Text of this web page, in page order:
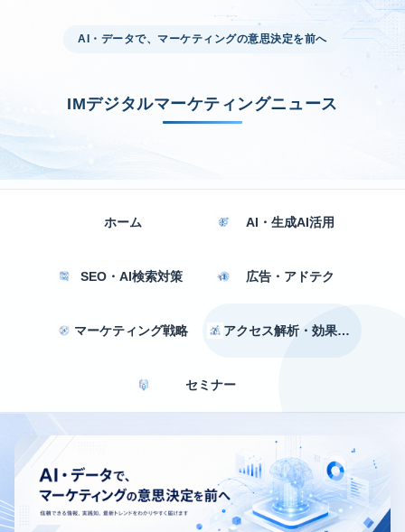
AI・データで、マーケティングの意思決定を前へ
IMデジタルマーケティングニュース
ホーム AI・生成AI活用
SEO・AI検索対策 広告・アドテク
マーケティング戦略 アクセス解析・効果測定
セミナー